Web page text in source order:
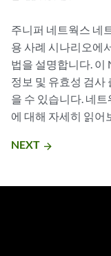
주니퍼 네트웍스 네
용 사례 시나리오에
법을 설명합니다. 이
정보 및 유효성 검사
을 수 있습니다. 네
에 대해 자세히 읽어
NEXT arrow_forward